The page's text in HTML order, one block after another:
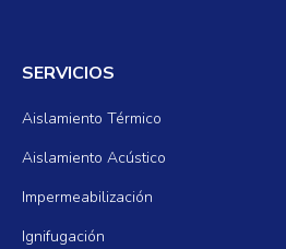
SERVICIOS
Aislamiento Térmico
Aislamiento Acústico
Impermeabilización
Ignifugación